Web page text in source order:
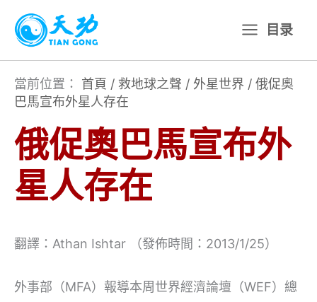
主
目录
當前位置： 首頁 / 救地球之聲 / 外星世界 / 俄促奧
巴馬宣布外星人存在
俄促奧巴馬宣布外
星人存在
翻譯：Athan Ishtar （發佈時間：2013/1/25）
外事部（MFA）報導本周世界經濟論壇（WEF）總